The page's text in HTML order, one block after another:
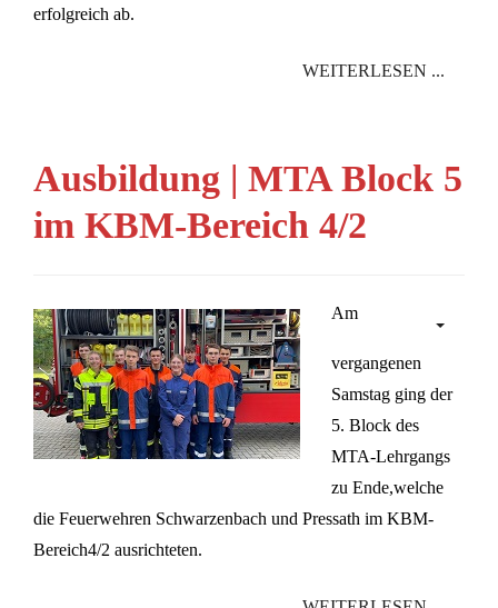
erfolgreich ab.
WEITERLESEN ...
Ausbildung | MTA Block 5
im KBM-Bereich 4/2
Am
vergangenen
Samstag ging der
5. Block des
MTA-Lehrgangs
zu Ende,welche
die Feuerwehren Schwarzenbach und Pressath im KBM-
Bereich4/2 ausrichteten.